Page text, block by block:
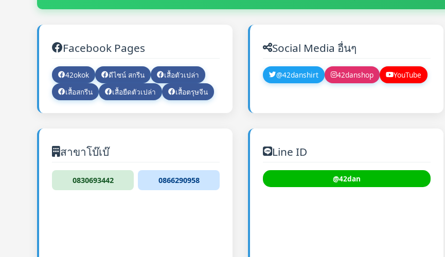
Facebook Pages
42okok ดีไซน์ สกรีน
เสื้อตัวเปล่า
เสื้อสกรีน
เสื้อยืดตัวเปล่า เสื้อตรุษจีน
Social Media อื่นๆ
@42danshirt 42danshop YouTube
สาขาโบ๊เบ๊
0830693442 0866290958
Line ID
@42dan